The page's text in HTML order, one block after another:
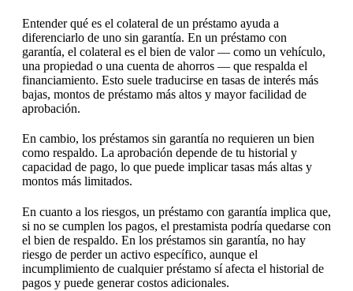
Entender qué es el colateral de un préstamo ayuda a
diferenciarlo de uno sin garantía. En un préstamo con
garantía, el colateral es el bien de valor — como un vehículo,
una propiedad o una cuenta de ahorros — que respalda el
financiamiento. Esto suele traducirse en tasas de interés más
bajas, montos de préstamo más altos y mayor facilidad de
aprobación.
En cambio, los préstamos sin garantía no requieren un bien
como respaldo. La aprobación depende de tu historial y
capacidad de pago, lo que puede implicar tasas más altas y
montos más limitados.
En cuanto a los riesgos, un préstamo con garantía implica que,
si no se cumplen los pagos, el prestamista podría quedarse con
el bien de respaldo. En los préstamos sin garantía, no hay
riesgo de perder un activo específico, aunque el
incumplimiento de cualquier préstamo sí afecta el historial de
pagos y puede generar costos adicionales.